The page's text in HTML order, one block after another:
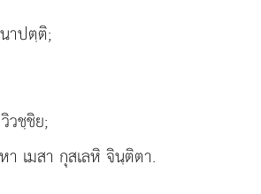
าปตฺติ;
วชฺชิย;
เมสา กุสเลหิ จินฺติตา.